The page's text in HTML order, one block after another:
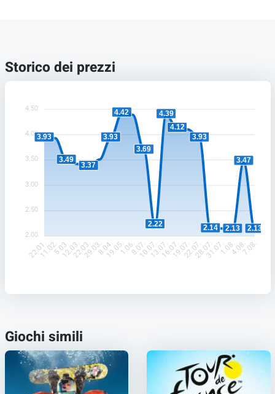
Storico dei prezzi
4.50
4.00
3.50
3.00
2.50
2.00
3.93
3.49
3.37
3.93
4.42
3.69
2.22
4.39
4.12
3.93
2.14 2.13
3.47
2.13
22.01.11.02.5.03.12.03.22.03.29.03.8.04.19.05.1.06.8.07.10.07.13.07.16.07.19.07.22.07.28.07.31.07.1.08.4.08.7.08.
Giochi simili